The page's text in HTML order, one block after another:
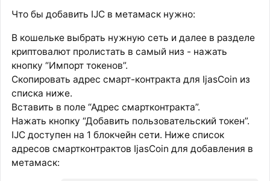
Что бы добавить IJC в метамаск нужно:
В кошельке выбрать нужную сеть и далее в разделе
криптовалют пролистать в самый низ - нажать
кнопку “Импорт токенов”.
Скопировать адрес смарт-контракта для IjasCoin из
списка ниже.
Вставить в поле “Адрес смартконтракта”.
Нажать кнопку “Добавить пользовательский токен”.
IJC доступен на 1 блокчейн сети. Ниже список
адресов смартконтрактов IjasCoin для добавления в
метамаск: